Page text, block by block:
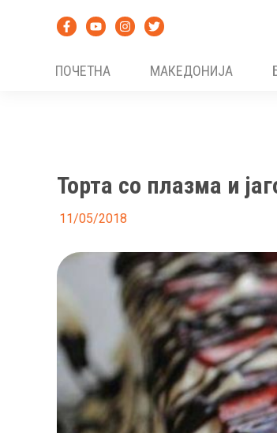
ПОЧЕТНА
МАКЕДОНИЈА
Торта со плазма и
11/05/2018